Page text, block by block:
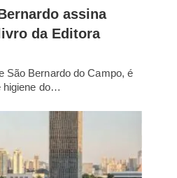
assina
da Editora
São Bernardo do Campo, é
higiene do…